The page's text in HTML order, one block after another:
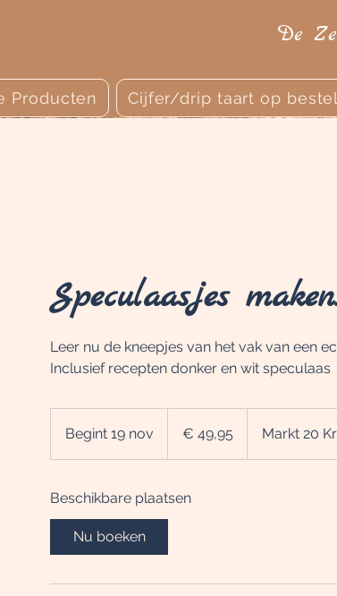
De
Producten Cijfer/drip taart op
Speculaasjes
Leer nu de kneepjes van het vak van een
Inclusief recepten donker en wit speculaas
Begint 19 nov
i
n
9
€ 49,95 Markt 20
Beschikbare plaatsen
Nu boeken